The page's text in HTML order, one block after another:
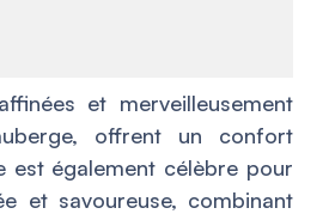
et merveilleusement
offrent un confort
est également célèbre pour
et savoureuse, combinant